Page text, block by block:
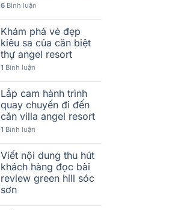
6Bình luận
Khám phá vẻ đẹp
kiêu sa của căn biệt
thự angel resort
1 Bình luận
Lắp cam hành trình
quay chuyến đi đến
căn villa angel resort
1 Bình luận
Viết nội dung thu hút
khách hàng đọc bài
review green hill sóc
sơn